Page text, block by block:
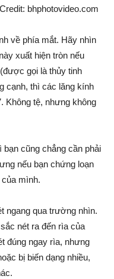
bhphotovideo.com
về phía mắt. Hãy nhìn
xuất hiện tròn nếu
gọi là thủy tinh
cạnh, thì các lăng kính
Không tệ, nhưng không
bạn cũng chẳng cần phải
nếu bạn chứng loạn
mình.
ngang qua trường nhìn.
nét ra đến rìa của
đúng ngay rìa, nhưng
bị biến dạng nhiều,